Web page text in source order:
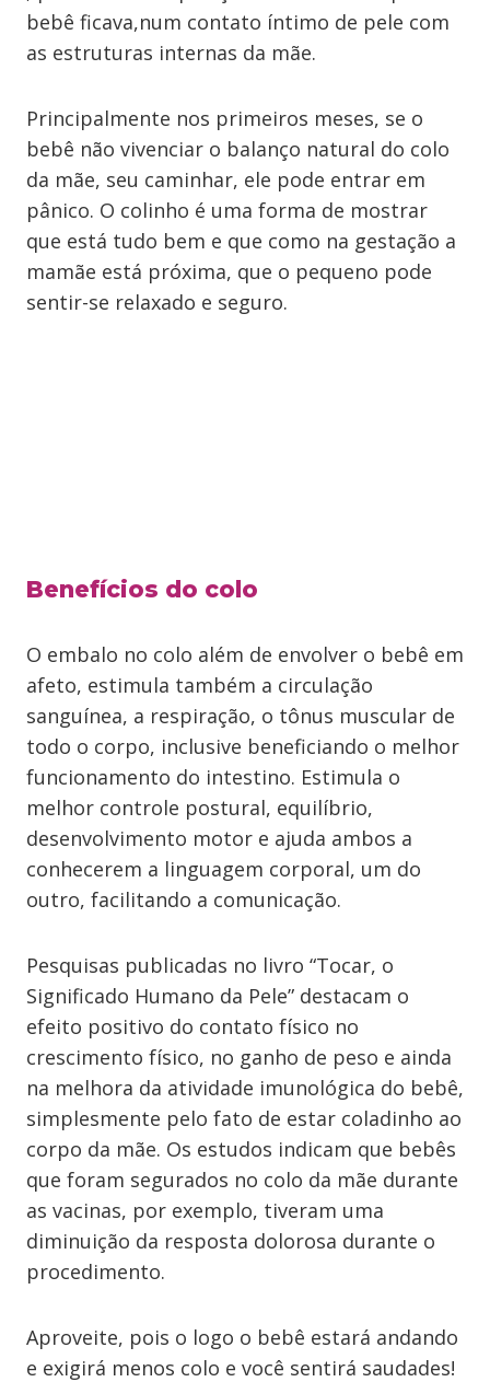
bebê ficava,num contato íntimo de pele com
as estruturas internas da mãe.
Principalmente nos primeiros meses, se o
bebê não vivenciar o balanço natural do colo
da mãe, seu caminhar, ele pode entrar em
pânico. O colinho é uma forma de mostrar
que está tudo bem e que como na gestação a
mamãe está próxima, que o pequeno pode
sentir-se relaxado e seguro.
Benefícios do colo
O embalo no colo além de envolver o bebê em
afeto, estimula também a circulação
sanguínea, a respiração, o tônus muscular de
todo o corpo, inclusive beneficiando o melhor
funcionamento do intestino. Estimula o
melhor controle postural, equilíbrio,
desenvolvimento motor e ajuda ambos a
conhecerem a linguagem corporal, um do
outro, facilitando a comunicação.
Pesquisas publicadas no livro “Tocar, o
Significado Humano da Pele” destacam o
efeito positivo do contato físico no
crescimento físico, no ganho de peso e ainda
na melhora da atividade imunológica do bebê,
simplesmente pelo fato de estar coladinho ao
corpo da mãe. Os estudos indicam que bebês
que foram segurados no colo da mãe durante
as vacinas, por exemplo, tiveram uma
diminuição da resposta dolorosa durante o
procedimento.
Aproveite, pois o logo o bebê estará andando
e exigirá menos colo e você sentirá saudades!